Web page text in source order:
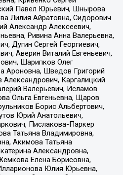
Павел Юрьевич, Шнырова
Лилия Айратовна, Сидорович
Александр Алексеевич,
Ривина Анна Валерьевна,
Дугин Сергей Георгиевич,
Аверин Виталий Евгеньевич,
Шарипков Олег
Ароновна, Шведов Григорий
Каргалицкий
Валерьевич, Исламов
Ольга Евгеньевна, Щаров
Борис Альбертович,
Юрий Анатольевич,
Пислакова-Паркер
Татьяна Владимировна,
Акимова Татьяна
Александровна,
Елена Борисовна,
Юлия Юрьевна,